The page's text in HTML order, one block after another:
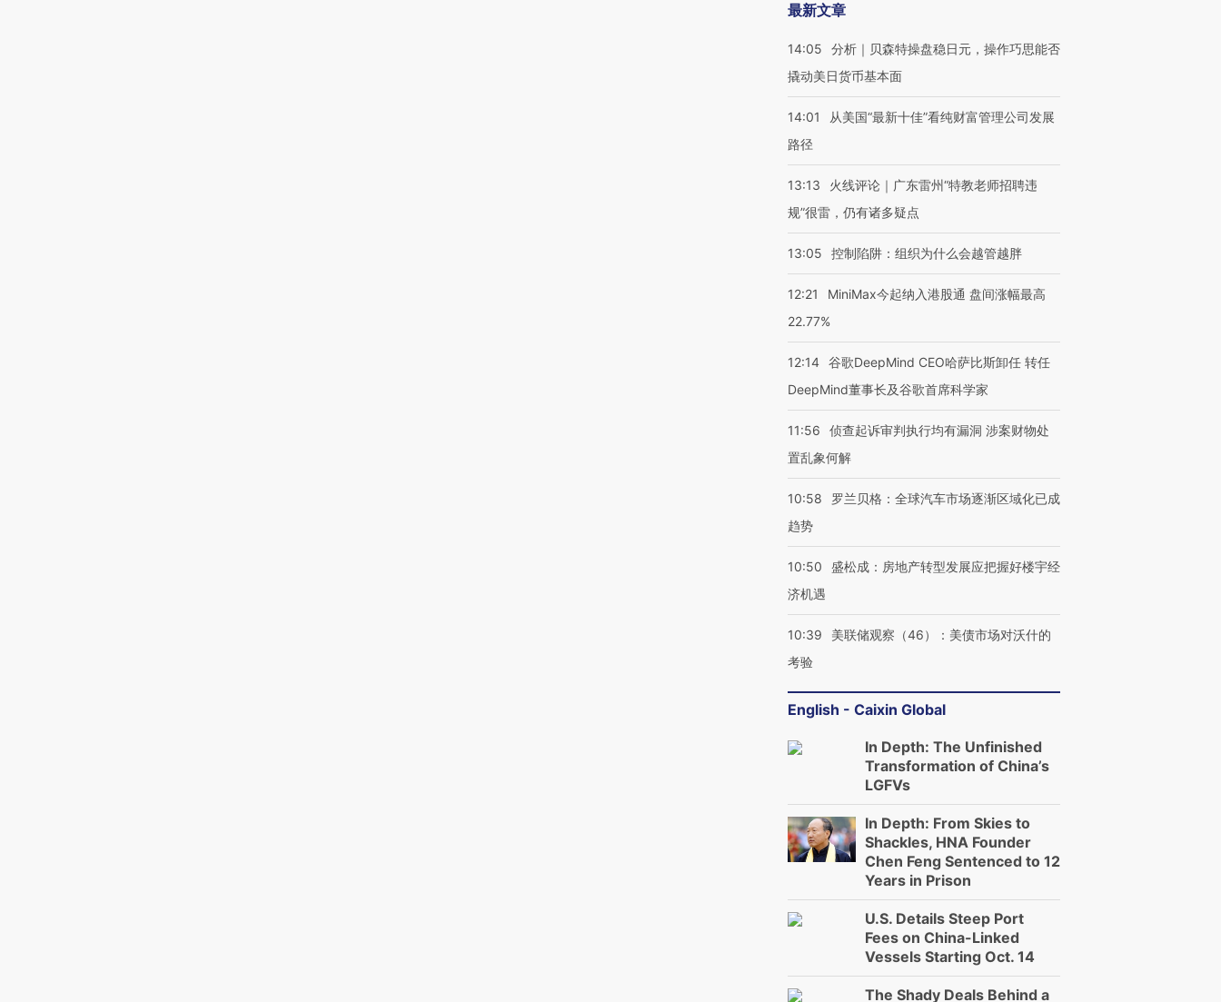
最新文章
14:05
分析｜贝森特操盘稳日元，操作巧思能否
撬动美日货币基本面
14:01
从美国“最新十佳”看纯财富管理公司发展
路径
13:13
火线评论｜广东雷州“特教老师招聘违
规”很雷，仍有诸多疑点
13:05 控制陷阱：组织为什么会越管越胖
12:21
MiniMax今起纳入港股通 盘间涨幅最高
22.77%
12:14 谷歌DeepMind CEO哈萨比斯卸任 转任
DeepMind董事长及谷歌首席科学家
11:56
侦查起诉审判执行均有漏洞 涉案财物处
置乱象何解
10:58
罗兰贝格：全球汽车市场逐渐区域化已成
趋势
10:50
盛松成：房地产转型发展应把握好楼宇经
济机遇
10:39
美联储观察（46）：美债市场对沃什的
考验
English - Caixin Global
In Depth: The Unfinished
Transformation of China’s
LGFVs
In Depth: From Skies to
Shackles, HNA Founder
Chen Feng Sentenced to 12
Years in Prison
U.S. Details Steep Port
Fees on China-Linked
Vessels Starting Oct. 14
The Shady Deals Behind a